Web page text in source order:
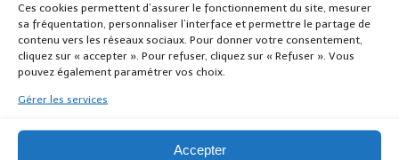
Ces cookies permettent d’assurer le fonctionnement du site, mesurer
sa fréquentation, personnaliser l’interface et permettre le partage de
contenu vers les réseaux sociaux. Pour donner votre consentement,
cliquez sur « accepter ». Pour refuser, cliquez sur « Refuser ». Vous
pouvez également paramétrer vos choix.
Gérer les services
Accepter
Article Précédent
Capture de chats errants
Urbanisme
Article Suivant
Élagage du bois sur les
chemins d’exploitations et
les routes